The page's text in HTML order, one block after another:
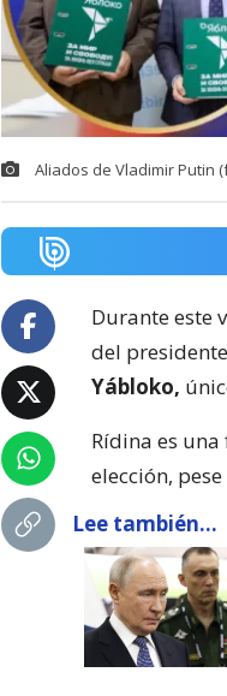
Aliados de Vladimir Putin
Durante este
del
Yábloko,
Rídina es
elección,
Lee también...